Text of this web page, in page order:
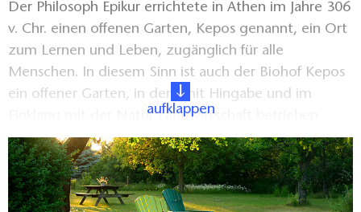
Der Philosoph Epikur errichtete in Athen im Jahre 306
v. Chr. einen offenen Garten, Kepos genannt, ein Ort
zum Lernen und Leben, zugänglich für alle
Menschen. In diesem Sinn ist auch der Biohof Kepos
ein offener Garten, in dem mit Hingabe und im
Einklang mit der Natur Landwirtschaft betrieben
wird.
Ferien: Wer bleiben möchte, um Ruhe und Natur zu
genießen, kann eines der zwei großzügigen,
aufklappen